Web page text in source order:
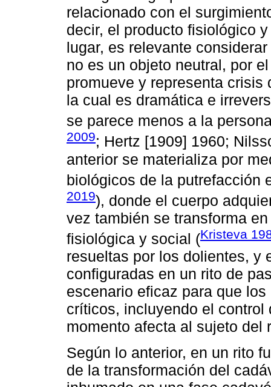
relacionado con el
decir, el producto fisiológico
lugar, es relevante
no es un objeto neutral, por
promueve y representa
la cual es dramática e
se parece menos a la
2009; Hertz [1909] 1960;
anterior se materializa por
biológicos de la putrefacción
2019), donde el cuerpo
vez también se transforma
fisiológica y social (Kristeva
resueltas por los dolientes, y
configuradas en un rito de
escenario eficaz para que
críticos, incluyendo el
momento afecta al sujeto del
Según lo anterior, en un rito
de la transformación del